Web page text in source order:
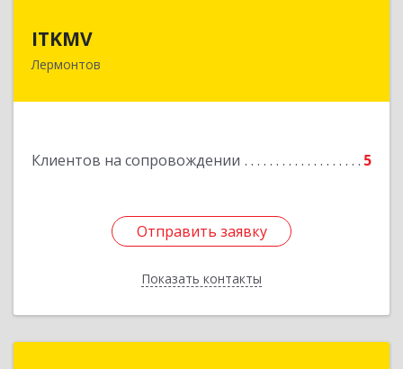
ITKMV
Лермонтов
Клиентов на сопровождении 5
Отправить заявку
Показать контакты
Отправить заявку
Назад